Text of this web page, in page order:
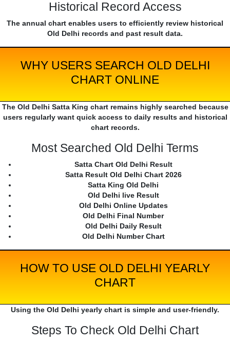
Historical Record Access
The annual chart enables users to efficiently review historical
Old Delhi records and past result data.
WHY USERS SEARCH OLD DELHI
CHART ONLINE
The Old Delhi Satta King chart remains highly searched because
users regularly want quick access to daily results and historical
chart records.
Most Searched Old Delhi Terms
Satta Chart Old Delhi Result
Satta Result Old Delhi Chart 2026
Satta King Old Delhi
Old Delhi live Result
Old Delhi Online Updates
Old Delhi Final Number
Old Delhi Daily Result
Old Delhi Number Chart
HOW TO USE OLD DELHI YEARLY
CHART
Using the Old Delhi yearly chart is simple and user-friendly.
Steps To Check Old Delhi Chart